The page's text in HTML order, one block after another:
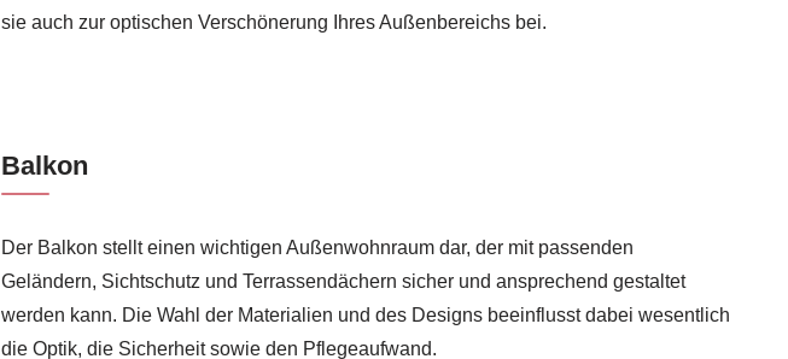
sie auch zur optischen Verschönerung Ihres Außenbereichs bei.
Balkon
Der Balkon stellt einen wichtigen Außenwohnraum dar, der mit passenden
Geländern, Sichtschutz und Terrassendächern sicher und ansprechend gestaltet
werden kann. Die Wahl der Materialien und des Designs beeinflusst dabei wesentlich
die Optik, die Sicherheit sowie den Pflegeaufwand.